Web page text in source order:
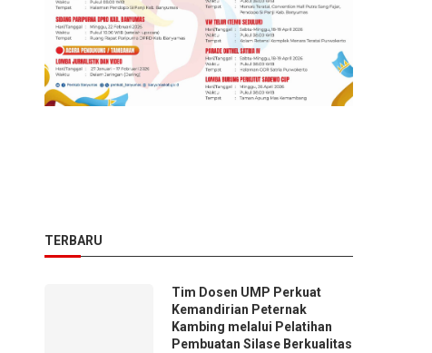
TERBARU
Tim Dosen UMP Perkuat
Kemandirian Peternak
Kambing melalui Pelatihan
Pembuatan Silase Berkualitas